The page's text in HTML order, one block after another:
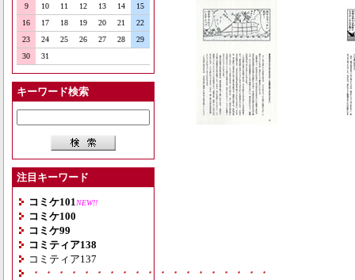
9
10 11 12 13 14
15
16
17 18 19 20 21
22
23
24 25 26 27 28
29
30
31
キーワード検索
注目キーワード
コミケ101 NEW!!
コミケ100
コミケ99
コミティア138
コミティア137
・・・・・・・・・・・・・・・・・・・